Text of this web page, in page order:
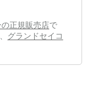
正規販売店で
グランドセイコ